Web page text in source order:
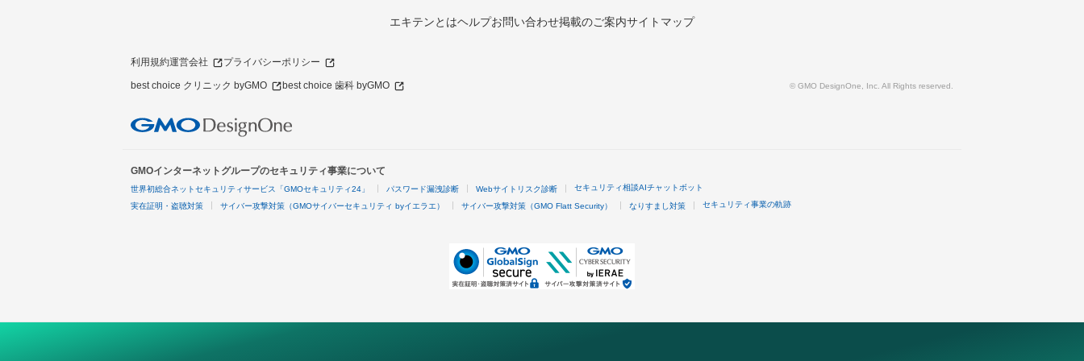
エキテンとはヘルプお問い合わせ掲載のご案内サイトマップ
利用規約運営会社 プライバシーポリシー
best choice クリニック byGMO best choice 歯科 byGMO © GMO DesignOne, Inc. All Rights reserved.
GMOインターネットグループのセキュリティ事業について
世界初総合ネットセキュリティサービス「GMOセキュリティ24」 パスワード漏洩診断 Webサイトリスク診断 セキュリティ相談AIチャットボット
実在証明・盗聴対策 サイバー攻撃対策（GMOサイバーセキュリティ byイエラエ） サイバー攻撃対策（GMO Flatt Security） なりすまし対策 セキュリティ事業の軌跡